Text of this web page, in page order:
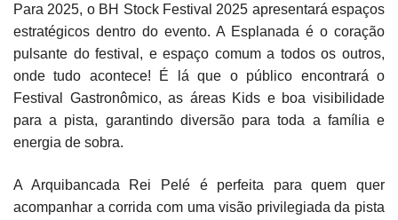
Para 2025, o BH Stock Festival 2025 apresentará espaços
estratégicos dentro do evento. A Esplanada é o coração
pulsante do festival, e espaço comum a todos os outros,
onde tudo acontece! É lá que o público encontrará o
Festival Gastronômico, as áreas Kids e boa visibilidade
para a pista, garantindo diversão para toda a família e
energia de sobra.
A Arquibancada Rei Pelé é perfeita para quem quer
acompanhar a corrida com uma visão privilegiada da pista